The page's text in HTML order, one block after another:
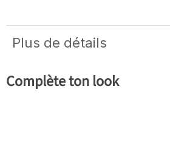
Plus de détails
Complète ton look